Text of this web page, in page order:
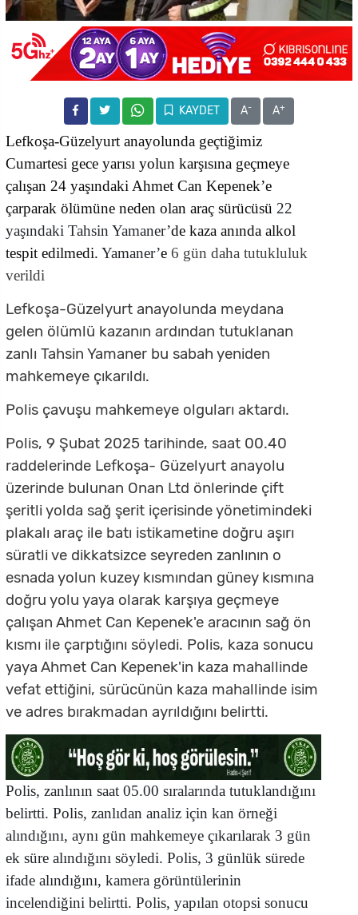
KAYDET A- A+
Lefkoşa-Güzelyurt anayolunda geçtiğimiz
Cumartesi gece yarısı yolun karşısına geçmeye
çalışan 24 yaşındaki Ahmet Can Kepenek’e
çarparak ölümüne neden olan araç sürücüsü 22
yaşındaki Tahsin Yamaner’de kaza anında alkol
tespit edilmedi. Yamaner’e 6 gün daha tutukluluk
verildi
Lefkoşa-Güzelyurt anayolunda meydana
gelen ölümlü kazanın ardından tutuklanan
zanlı Tahsin Yamaner bu sabah yeniden
mahkemeye çıkarıldı.
Polis çavuşu mahkemeye olguları aktardı.
Polis, 9 Şubat 2025 tarihinde, saat 00.40
raddelerinde Lefkoşa- Güzelyurt anayolu
üzerinde bulunan Onan Ltd önlerinde çift
şeritli yolda sağ şerit içerisinde yönetimindeki
plakalı araç ile batı istikametine doğru aşırı
süratli ve dikkatsizce seyreden zanlının o
esnada yolun kuzey kısmından güney kısmına
doğru yolu yaya olarak karşıya geçmeye
çalışan Ahmet Can Kepenek'e aracının sağ ön
kısmı ile çarptığını söyledi. Polis, kaza sonucu
yaya Ahmet Can Kepenek'in kaza mahallinde
vefat ettiğini, sürücünün kaza mahallinde isim
ve adres bırakmadan ayrıldığını belirtti.
Polis, zanlının saat 05.00 sıralarında tutuklandığını
belirtti. Polis, zanlıdan analiz için kan örneği
alındığını, aynı gün mahkemeye çıkarılarak 3 gün
ek süre alındığını söyledi. Polis, 3 günlük sürede
ifade alındığını, kamera görüntülerinin
incelendiğini belirtti. Polis, yapılan otopsi sonucu